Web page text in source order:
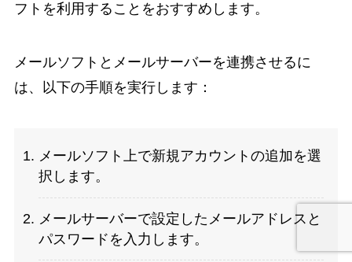
フトを利用することをおすすめします。
メールソフトとメールサーバーを連携させるに
は、以下の手順を実行します：
メールソフト上で新規アカウントの追加を選
択します。
メールサーバーで設定したメールアドレスと
パスワードを入力します。